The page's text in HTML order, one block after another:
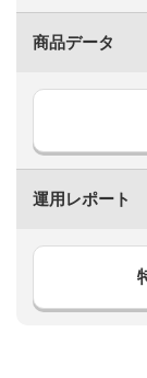
商品データ
運用レポート